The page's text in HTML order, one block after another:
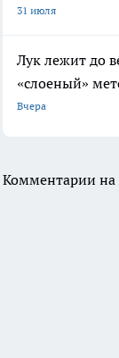
31 июля
Лук лежит до
«слоеный»
Вчера
Комментарии на